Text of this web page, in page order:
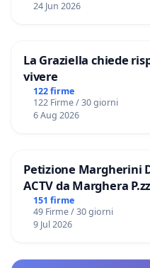
24 Jun 2026
La Graziella chiede
vivere
122 firme
122 Firme / 30 giorni
6 Aug 2026
Petizione Margherini
ACTV da Marghera
Marco Polo tariffa a €
151 firme
49 Firme / 30 giorni
9 Jul 2026